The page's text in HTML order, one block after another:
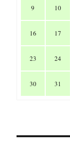
9 10
16 17
23 24
30 31